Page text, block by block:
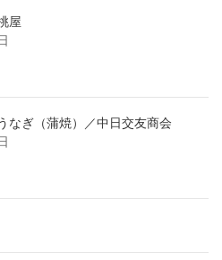
屋
なぎ（蒲焼）／中日交友商会